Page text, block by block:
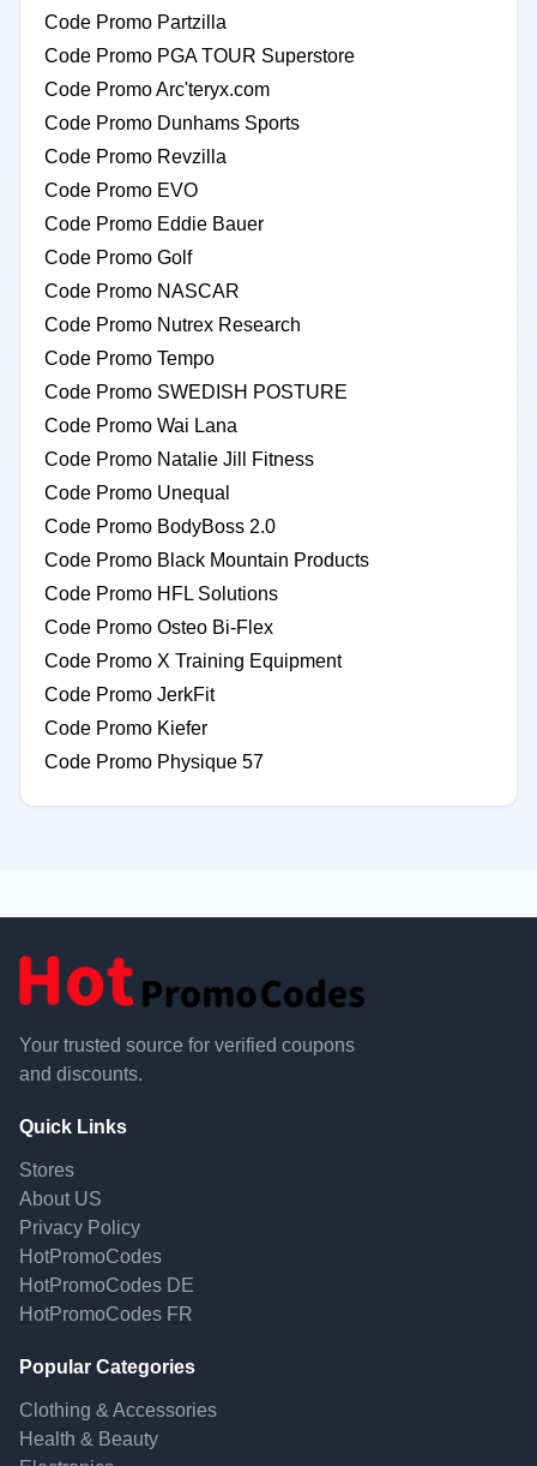
Code Promo Partzilla
Code Promo PGA TOUR Superstore
Code Promo Arc'teryx.com
Code Promo Dunhams Sports
Code Promo Revzilla
Code Promo EVO
Code Promo Eddie Bauer
Code Promo Golf
Code Promo NASCAR
Code Promo Nutrex Research
Code Promo Tempo
Code Promo SWEDISH POSTURE
Code Promo Wai Lana
Code Promo Natalie Jill Fitness
Code Promo Unequal
Code Promo BodyBoss 2.0
Code Promo Black Mountain Products
Code Promo HFL Solutions
Code Promo Osteo Bi-Flex
Code Promo X Training Equipment
Code Promo JerkFit
Code Promo Kiefer
Code Promo Physique 57
Your trusted source for verified coupons
and discounts.
Quick Links
Stores
About US
Privacy Policy
HotPromoCodes
HotPromoCodes DE
HotPromoCodes FR
Popular Categories
Clothing & Accessories
Health & Beauty